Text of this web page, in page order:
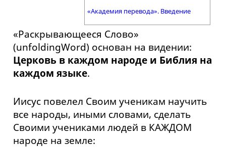
«Академия перевода». Введение
«Раскрывающееся Слово»
(unfoldingWord) основан на видении:
Церковь в каждом народе и Библия на
каждом языке.
Иисус повелел Своим ученикам научить
все народы, иными словами, сделать
Своими учениками людей в КАЖДОМ
народе на земле: